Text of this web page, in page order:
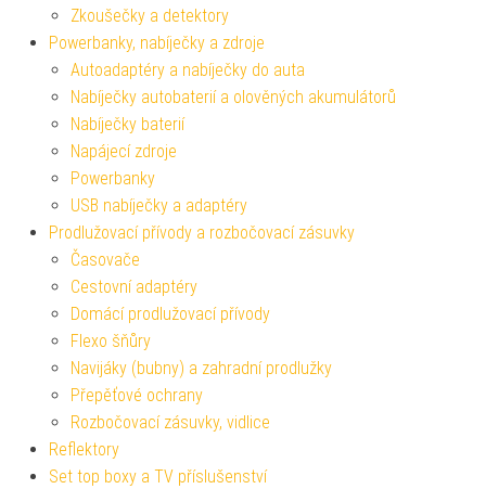
Zkoušečky a detektory
Powerbanky, nabíječky a zdroje
Autoadaptéry a nabíječky do auta
Nabíječky autobaterií a olověných akumulátorů
Nabíječky baterií
Napájecí zdroje
Powerbanky
USB nabíječky a adaptéry
Prodlužovací přívody a rozbočovací zásuvky
Časovače
Cestovní adaptéry
Domácí prodlužovací přívody
Flexo šňůry
Navijáky (bubny) a zahradní prodlužky
Přepěťové ochrany
Rozbočovací zásuvky, vidlice
Reflektory
Set top boxy a TV příslušenství